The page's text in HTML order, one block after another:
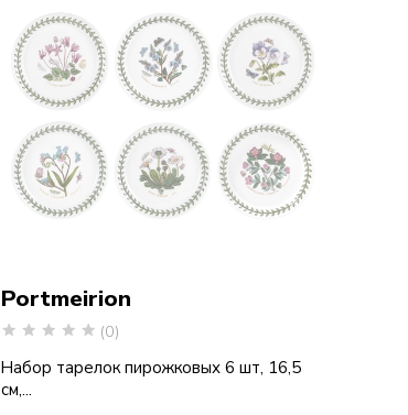
Portmeirion
(0)
Набор тарелок пирожковых 6 шт, 16,5
см,...